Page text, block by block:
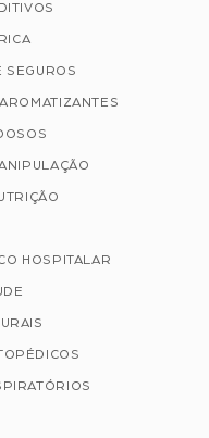
SEGUROS
HOSPITALAR